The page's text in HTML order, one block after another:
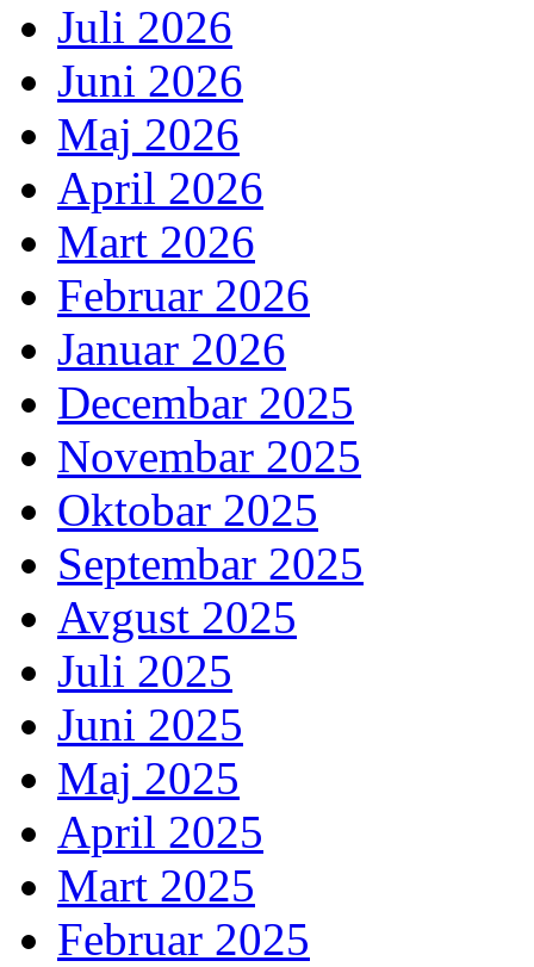
Juli 2026
Juni 2026
Maj 2026
April 2026
Mart 2026
Februar 2026
Januar 2026
Decembar 2025
Novembar 2025
Oktobar 2025
Septembar 2025
Avgust 2025
Juli 2025
Juni 2025
Maj 2025
April 2025
Mart 2025
Februar 2025